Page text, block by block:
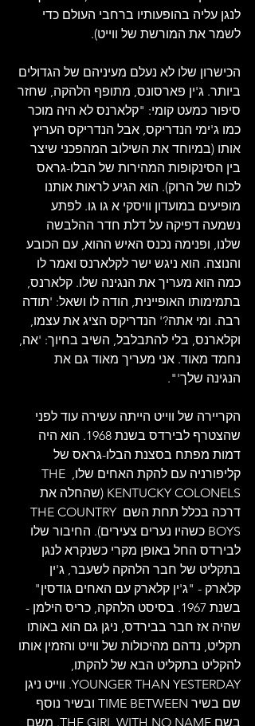
לנגן עליה בהופעותיו ברחבי העולם כדי
לשמר את המורשת של ווייט).
הכישרון שלו לא נעלם מעיניהם של הגדולים
ביותר. ג'ין פארסונס, מתופף הלהקה, שחזר
סיפור כמעט קומי: "קלארנס לא היה מוכר
כמו ג'ימי הנדריקס, אבל הנדריקס העריץ
אותו (במיוחד את השילוב המהפכני שיצר
בין הסינקופות המהירות של הבלו-גראס
לכוח של הרוק). הוא הגיע לראות אותנו
מופיעים במועדון וויסקי א גו גו. לפתע
נשמעה דפיקה על דלת חדר ההלבשה
שלנו, ופנימה נכנס האיש ההוא, עם הכובע
והנוצה. הוא ניגש ישר לקלארנס ואמר לו
כמה הוא מעריך את הנגינה שלו. קלארנס,
בתמימותו האופיינית, הודה לו ושאל: 'תודה
רבה. ומי אתה?' הנדריקס הציג את עצמו,
וקלארנס, בלי להתבלבל, השיב בחיוך: 'אה,
נחמד מאוד. אני מעריך מאוד גם את
הנגינה שלך'".
הקריירה של ווייט הייתה עשירה עוד לפני
שהצטרף לבירדס בשנת 1968. הוא היה
דמות מפתח בסצנת הבלו-גראס של
קליפורניה עם להקת האחים שלו, THE
KENTUCKY COLONELS (שהחלה את
דרכה בכלל תחת השם THE COUNTRY
BOYS כשהיו נערים צעירים). החיבור שלו
לבירדס החל באופן מקרי כשנקרא לנגן
בתקליט של חבר הלהקה לשעבר, ג'ין
קלארק - "ג'ין קלארק עם האחים גודסין"
בשנת 1967. בסיסט הלהקה, כריס הילמן -
שהיה אז חבר בבירדס, ניגן גם הוא באותו
תקליט, נדהם מהיכולות של ווייט והזמין אותו
להקליט בתקליט הבא של להקתו,
YOUNGER THAN YESTERDAY. ווייט ניגן
שם בשיר TIME BETWEEN ובשיר נוסף
בשם THE GIRL WITH NO NAME. משם,